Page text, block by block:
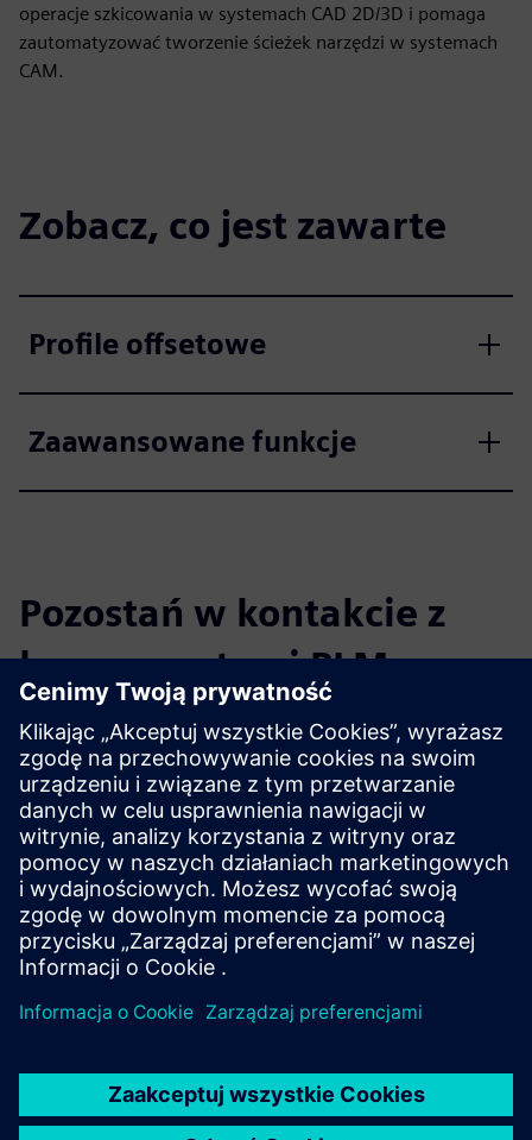
operacje szkicowania w systemach CAD 2D/3D i pomaga
zautomatyzować tworzenie ścieżek narzędzi w systemach
CAM.
Zobacz, co jest zawarte
Profile offsetowe
Zaawansowane funkcje
Pozostań w kontakcie z
komponentami PLM
Przeczytaj blog
Zdobądź nowe perspektywy na PLM Components i ogólnie
na rynku PLM.
Odwiedź blog PLM Components